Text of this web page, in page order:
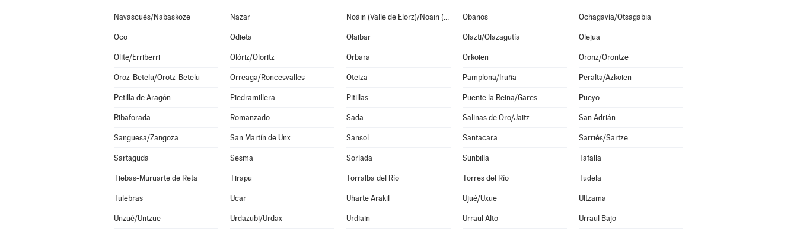
Navascués/Nabaskoze Nazar Noáin (Valle de Elorz)/Noain (Elortzibar) Obanos Ochagavía/Otsagabia
Oco Odieta Olaibar Olazti/Olazagutía Olejua
Olite/Erriberri Olóriz/Oloritz Orbara Orkoien Oronz/Orontze
Oroz-Betelu/Orotz-Betelu Orreaga/Roncesvalles Oteiza Pamplona/Iruña Peralta/Azkoien
Petilla de Aragón Piedramillera Pitillas Puente la Reina/Gares Pueyo
Ribaforada Romanzado Sada Salinas de Oro/Jaitz San Adrián
Sangüesa/Zangoza San Martín de Unx Sansol Santacara Sarriés/Sartze
Sartaguda Sesma Sorlada Sunbilla Tafalla
Tiebas-Muruarte de Reta Tirapu Torralba del Río Torres del Río Tudela
Tulebras Ucar Uharte Arakil Ujué/Uxue Ultzama
Unzué/Untzue Urdazubi/Urdax Urdiain Urraul Alto Urraul Bajo